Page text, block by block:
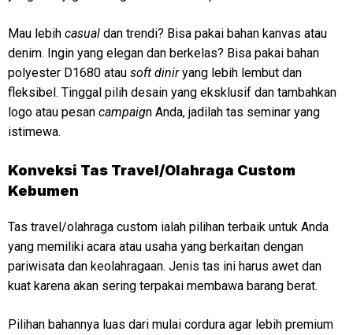
Mau lebih casual dan trendi? Bisa pakai bahan kanvas atau
denim. Ingin yang elegan dan berkelas? Bisa pakai bahan
polyester D1680 atau soft diniryang lebih lembut dan
fleksibel. Tinggal pilih desain yang eksklusif dan tambahkan
logo atau pesan campaign Anda, jadilah tas seminar yang
istimewa.
Konveksi Tas Travel/Olahraga Custom
Kebumen
Tas travel/olahraga custom ialah pilihan terbaik untuk Anda
yang memiliki acara atau usaha yang berkaitan dengan
pariwisata dan keolahragaan. Jenis tas ini harus awet dan
kuat karena akan sering terpakai membawa barang berat.
Pilihan bahannya luas dari mulai cordura agar lebih premium